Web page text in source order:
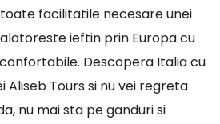
facilitatile necesare unei
ieftin prin Europa cu
Descopera Italia cu
Aliseb Tours si nu vei regreta
nu mai sta pe ganduri si